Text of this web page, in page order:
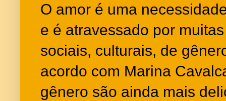
O amor é uma
e é atravessado por
sociais, culturais, de
acordo com Marina
gênero são ainda mais